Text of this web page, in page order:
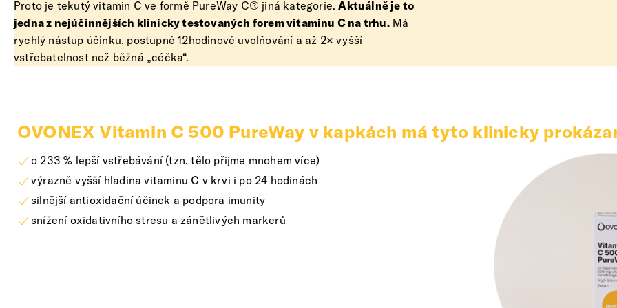
Proto je tekutý vitamin C ve formě PureWay C® jiná kategorie.Aktuálně je to
jedna z nejúčinnějších klinicky testovaných forem vitaminu C na trhu.Má
rychlý nástup účinku, postupné 12hodinové uvolňování a až 2× vyšší
vstřebatelnost než běžná „céčka“.
OVONEX Vitamin C 500 PureWay v kapkách má tyto klinicky
o 233 % lepší vstřebávání (tzn. tělo přijme mnohem více)
výrazně vyšší hladina vitaminu C v krvi i po 24 hodinách
silnější antioxidační účinek a podpora imunity
snížení oxidativního stresu a zánětlivých markerů